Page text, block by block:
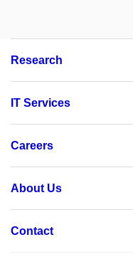
Research
IT Services
Careers
About Us
Contact